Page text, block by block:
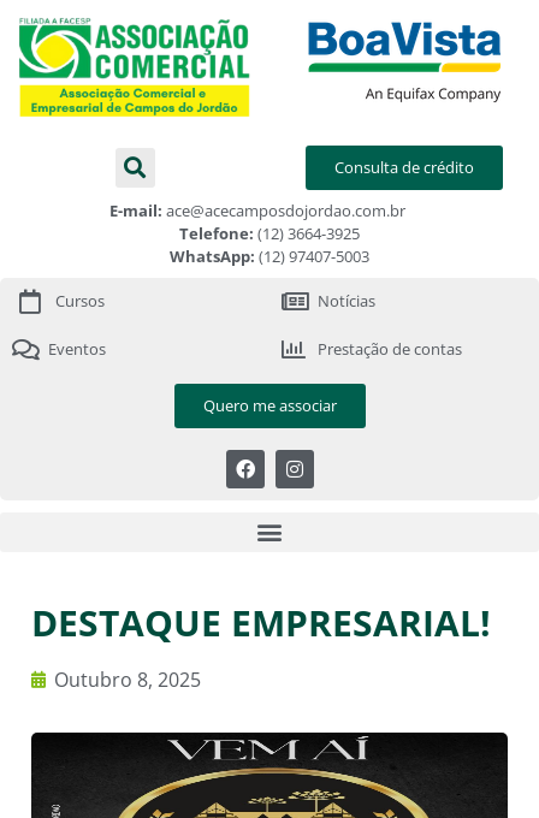
Consulta de crédito
E-mail: ace@acecamposdojordao.com.br
Telefone: (12) 3664-3925
WhatsApp: (12) 97407-5003
Cursos Notícias
Eventos Prestação de contas
Quero me associar
DESTAQUE EMPRESARIAL!
Outubro 8, 2025